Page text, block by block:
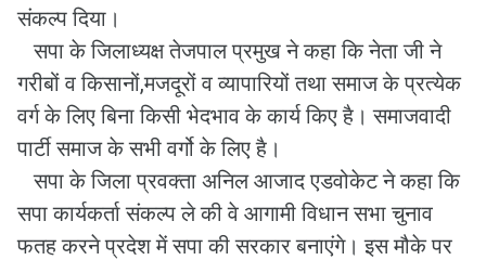
संकल्प दिया।
सपा के जिलाध्यक्ष तेजपाल प्रमुख ने कहा कि नेता जी ने
गरीबों व किसानों,मजदूरों व व्यापारियों तथा समाज के प्रत्येक
वर्ग के लिए बिना किसी भेदभाव के कार्य किए है। समाजवादी
पार्टी समाज के सभी वर्गो के लिए है।
सपा के जिला प्रवक्ता अनिल आजाद एडवोकेट ने कहा कि
सपा कार्यकर्ता संकल्प ले की वे आगामी विधान सभा चुनाव
फतह करने प्रदेश में सपा की सरकार बनाएंगे। इस मौके पर